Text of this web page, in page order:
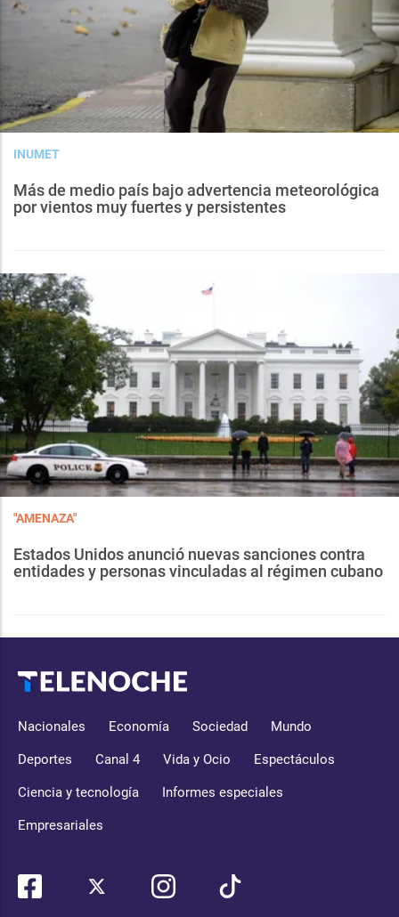
INUMET
Más de medio país bajo advertencia meteorológica
por vientos muy fuertes y persistentes
"AMENAZA"
Estados Unidos anunció nuevas sanciones contra
entidades y personas vinculadas al régimen cubano
Nacionales Economía Sociedad Mundo
Deportes Canal 4 Vida y Ocio Espectáculos
Ciencia y tecnología Informes especiales
Empresariales